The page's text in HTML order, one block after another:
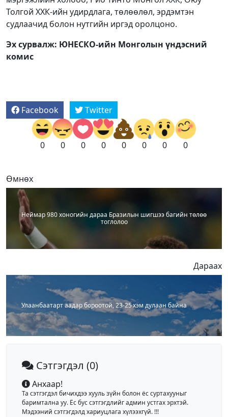
Толгой ХХК-ийн удирдлага, төлөөлөл, эрдэмтэн
судлаачид болон нутгийн иргэд оролцоно.
Эх сурвалж: ЮНЕСКО-ийн Монголын үндэсний
комис
Facebook Twitter
0 0 0 0 0 0 0 0
Өмнөх
Неймар 980 хоногийн дараа Бразилын шигшээ багийн төлөө
тоглолоо
Дараах
Улаанбаатарт аадар бороотой, 23-25 хэм дулаан байна
Сэтгэгдэл (0)
Анхаар!
Та сэтгэгдэл бичихдээ хууль зүйн болон ёс суртахууныг
баримтална уу. Ёс бус сэтгэгдлийг админ устгах эрхтэй.
Мэдээний сэтгэгдэлд хариуцлага хүлээхгүй. !!!